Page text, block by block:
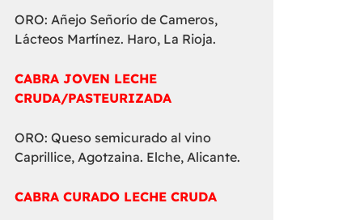
ORO: Añejo Señorío de Cameros,
Lácteos Martínez. Haro, La Rioja.
CABRA JOVEN LECHE
CRUDA/PASTEURIZADA
ORO: Queso semicurado al vino
Caprillice, Agotzaina. Elche, Alicante.
CABRA CURADO LECHE CRUDA